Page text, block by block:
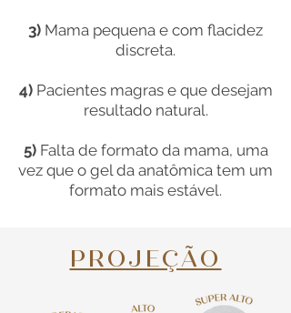
3) Mama pequena e com flacidez
discreta.
4)Pacientes magras e que desejam
resultado natural.
5)Falta de formato da mama, uma
vez que o gel da anatômica tem um
formato mais estável.
PROJEÇÃO